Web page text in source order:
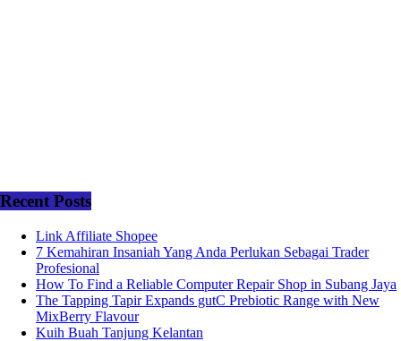
Recent Posts
Link Affiliate Shopee
7 Kemahiran Insaniah Yang Anda Perlukan Sebagai Trader
Profesional
How To Find a Reliable Computer Repair Shop in Subang Jaya
The Tapping Tapir Expands gutC Prebiotic Range with New
MixBerry Flavour
Kuih Buah Tanjung Kelantan